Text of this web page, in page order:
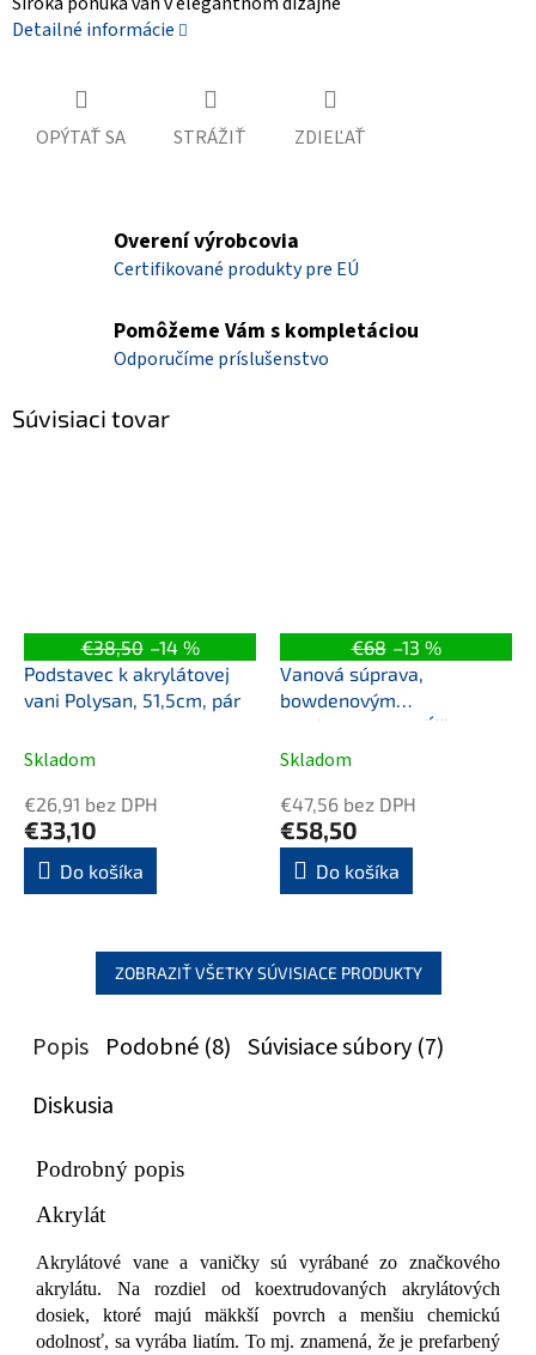
Detailné informácie
OPÝTAŤ SA STRÁŽIŤ ZDIEĽAŤ
Overení výrobcovia
Certifikované produkty pre EÚ
Pomôžeme Vám s kompletáciou
Odporučíme príslušenstvo
Súvisiaci tovar
€38,50 –14 %
Podstavec k akrylátovej
vani Polysan, 51,5cm, pár
Skladom
€26,91 bez DPH
€33,10
Do košíka
€68 –13 %
Vanová súprava,
bowdenovým
mechanizmom, dĺžka
800mm, zátka 72mm,
Skladom
€47,56 bez DPH
€58,50
Do košíka
ZOBRAZIŤ VŠETKY SÚVISIACE PRODUKTY
Popis Podobné (8) Súvisiace súbory (7)
Diskusia
Podrobný popis
Akrylát
Akrylátové vane a vaničky sú vyrábané zo značkového
akrylátu. Na rozdiel od koextrudovaných akrylátových
dosiek, ktoré majú mäkkší povrch a menšiu chemickú
odolnosť, sa vyrába liatím. To mj. znamená, že je prefarbený